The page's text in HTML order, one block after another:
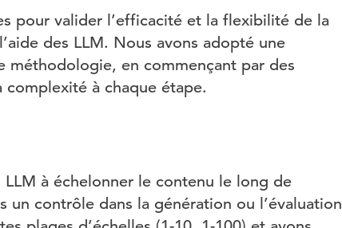
pour valider l’efficacité et la flexibilité de la
des LLM. Nous avons adopté une
en commençant par des
à chaque étape.
à échelonner le contenu le long de
contrôle dans la génération ou l’évaluation